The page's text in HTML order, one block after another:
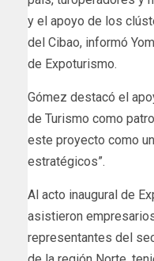
y el apoyo de los
del Cibao, informó
de Expoturismo.
Gómez destacó el
de Turismo como
este proyecto como
estratégicos”.
Al acto inaugural de
asistieron
representantes del